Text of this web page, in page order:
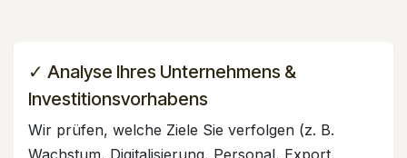
✓ Analyse Ihres Unternehmens &
Investitionsvorhabens
Wir prüfen, welche Ziele Sie verfolgen (z. B.
Wachstum, Digitalisierung, Personal, Export,